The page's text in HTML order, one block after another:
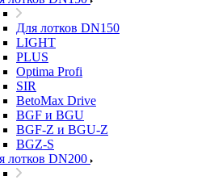
Для лотков DN150
LIGHT
PLUS
Optima Profi
SIR
BetoMax Drive
BGF и BGU
BGF-Z и BGU-Z
BGZ-S
лотков DN200